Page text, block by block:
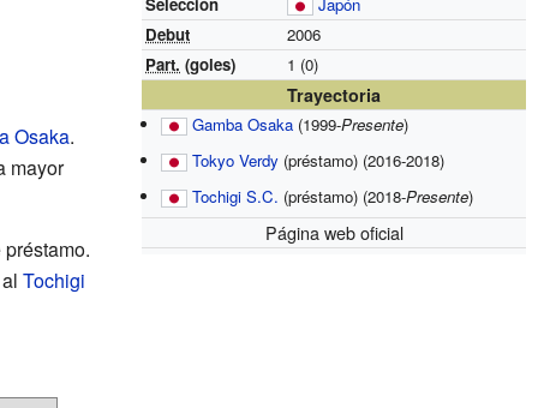
Debut
2006
Part. (goles) 1 (0)
Trayectoria
Gamba Osaka (1999-Presente)
Tokyo Verdy (préstamo) (2016-2018)
Tochigi S.C. (préstamo) (2018-Presente)
Página web oficial
Osaka.
mayor
Tochigi